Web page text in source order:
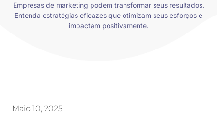
Empresas de marketing podem transformar seus resultados.
Entenda estratégias eficazes que otimizam seus esforços e
impactam positivamente.
Maio 10, 2025